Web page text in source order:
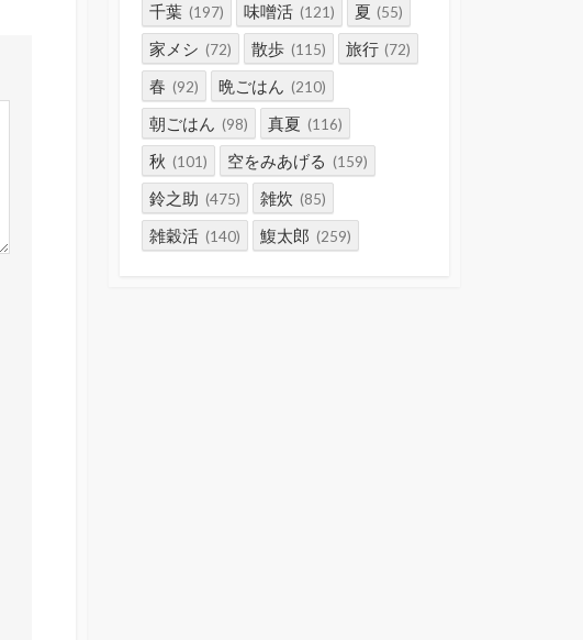
千葉 (197) 味噌活 (121) 夏 (55)
家メシ (72) 散歩 (115) 旅行 (72)
春 (92) 晩ごはん (210)
朝ごはん (98) 真夏 (116)
秋 (101) 空をみあげる (159)
鈴之助 (475) 雑炊 (85)
雑穀活 (140) 鰒太郎 (259)